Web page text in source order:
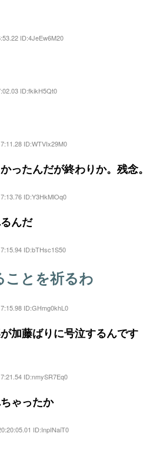
ID:4JeEw6M20
ID:fkikH5Qt0
ID:WTVIx29M0
ったんだが終わりか。残念。
ID:Y3HkMlOq0
んだ
ID:bTHsc1S50
ことを祈るわ
ID:GHmg0khL0
加藤ばりに号泣するんです
ID:nmySR7Eq0
ゃったか
ID:InpINaiT0